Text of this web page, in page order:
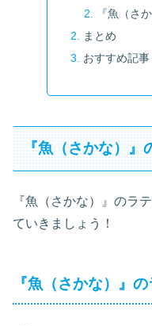
『魚（さ
まとめ
おすすめ記事
『魚（さかな）』
『魚（さかな）』のラ
ていきましょう！
『魚（さかな）』